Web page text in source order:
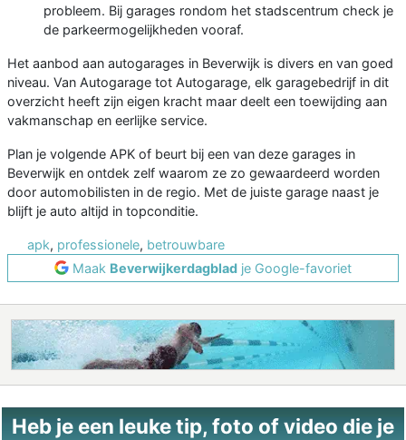
probleem. Bij garages rondom het stadscentrum check je
de parkeermogelijkheden vooraf.
Het aanbod aan autogarages in Beverwijk is divers en van goed
niveau. Van Autogarage tot Autogarage, elk garagebedrijf in dit
overzicht heeft zijn eigen kracht maar deelt een toewijding aan
vakmanschap en eerlijke service.
Plan je volgende APK of beurt bij een van deze garages in
Beverwijk en ontdek zelf waarom ze zo gewaardeerd worden
door automobilisten in de regio. Met de juiste garage naast je
blijft je auto altijd in topconditie.
apk, professionele, betrouwbare
Maak Beverwijkerdagblad je Google-favoriet
Heb je een leuke tip, foto of video die je